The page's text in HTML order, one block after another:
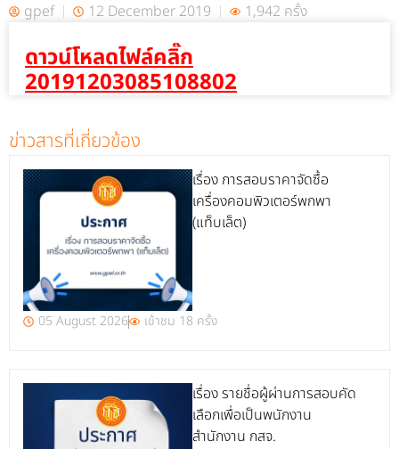
gpef 12 December 2019 1,942 ครั้ง
ดาวน์โหลดไฟล์คลิ๊ก
20191203085108802
ข่าวสารที่เกี่ยวข้อง
เรื่อง การสอบราคาจัดซื้อ
เครื่องคอมพิวเตอร์พกพา
(แท็บเล็ต)
05 August 2026 เข้าชม 18 ครั้ง
เรื่อง รายชื่อผู้ผ่านการสอบคัด
เลือกเพื่อเป็นพนักงาน
สำนักงาน กสจ.